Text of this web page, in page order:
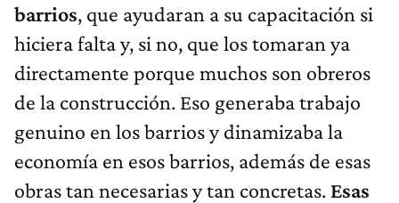
barrios, que ayudaran a su capacitación si
hiciera falta y, si no, que los tomaran ya
directamente porque muchos son obreros
de la construcción. Eso generaba trabajo
genuino en los barrios y dinamizaba la
economía en esos barrios, además de esas
obras tan necesarias y tan concretas. Esas